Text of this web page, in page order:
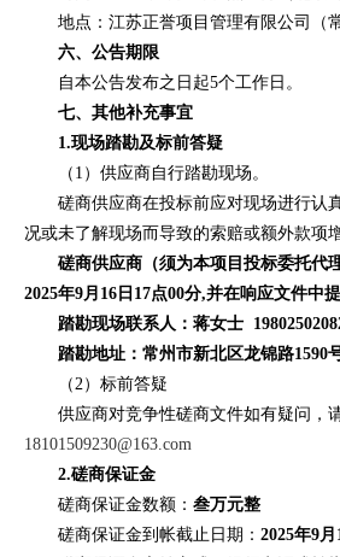
地点：江苏正誉项目管理有限公司（
六、公告期限
自本公告发布之日起5个工作日 。
七、其他补充事宜
1.现场踏勘及标前答疑
（ 1）供应商自行踏勘现场。
磋商供应商在投标前应对现场进行认
况或未了解现场而导致的索赔或额外款项
磋商供应商（须为本项目投标委托代
2025年9月16日 17点00分,并在响应文件中
踏勘现场联系人：蒋女士
踏勘地址：常州市新北区龙锦路1590
（2） 标前答疑
供应商对竞争性磋商文件如有疑问，
18101509230@163.com
2.磋商保证金
磋商保证金数额： 叁万元整
磋商保证金到帐截止日期： 2025年9月